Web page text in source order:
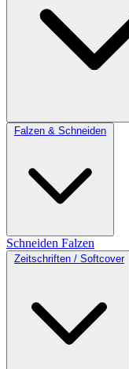
Falzen & Schneiden
Schneiden Falzen
Zeitschriften / Softcover